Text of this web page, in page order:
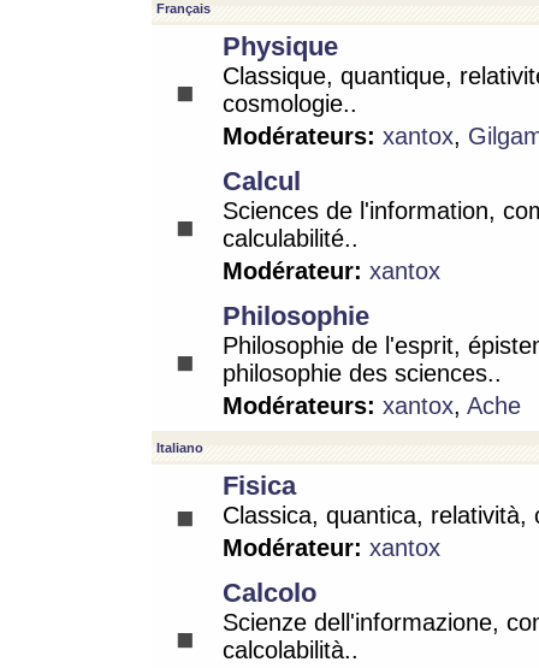
Français
Physique
Classique, quantique,
cosmologie..
Modérateurs: xantox,
Calcul
Sciences de l'information,
calculabilité..
Modérateur: xantox
Philosophie
Philosophie de l'esprit,
philosophie des sciences..
Modérateurs: xantox, Ache
Italiano
Fisica
Classica, quantica, relatività,
Modérateur: xantox
Calcolo
Scienze dell'informazione,
calcolabilità..